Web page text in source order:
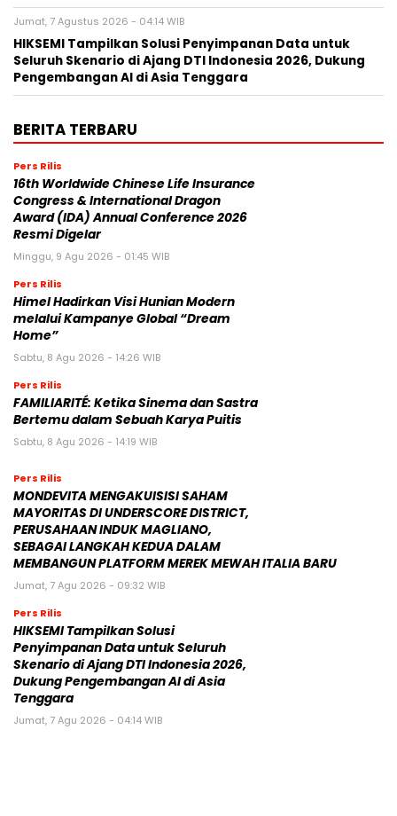
Jumat, 7 Agustus 2026 - 04:14 WIB
HIKSEMI Tampilkan Solusi Penyimpanan Data untuk
Seluruh Skenario di Ajang DTI Indonesia 2026, Dukung
Pengembangan AI di Asia Tenggara
BERITA TERBARU
Pers Rilis
16th Worldwide Chinese Life Insurance
Congress & International Dragon
Award (IDA) Annual Conference 2026
Resmi Digelar
Minggu, 9 Agu 2026 - 01:45 WIB
Pers Rilis
Himel Hadirkan Visi Hunian Modern
melalui Kampanye Global “Dream
Home”
Sabtu, 8 Agu 2026 - 14:26 WIB
Pers Rilis
FAMILIARITÉ: Ketika Sinema dan Sastra
Bertemu dalam Sebuah Karya Puitis
Sabtu, 8 Agu 2026 - 14:19 WIB
Pers Rilis
MONDEVITA MENGAKUISISI SAHAM
MAYORITAS DI UNDERSCORE DISTRICT,
PERUSAHAAN INDUK MAGLIANO,
SEBAGAI LANGKAH KEDUA DALAM
MEMBANGUN PLATFORM MEREK MEWAH ITALIA BARU
Jumat, 7 Agu 2026 - 09:32 WIB
Pers Rilis
HIKSEMI Tampilkan Solusi
Penyimpanan Data untuk Seluruh
Skenario di Ajang DTI Indonesia 2026,
Dukung Pengembangan AI di Asia
Tenggara
Jumat, 7 Agu 2026 - 04:14 WIB